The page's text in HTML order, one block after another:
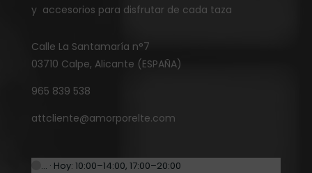
y accesorios para disfrutar de cada taza
Calle La Santamaría n°7
03710 Calpe, Alicante (ESPAÑA)
965 839 538
attcliente@amorporelte.com
… · Hoy: 10:00–14:00, 17:00–20:00